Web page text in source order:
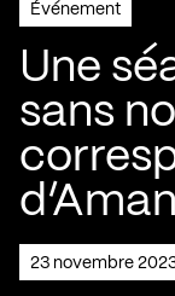
Événement
Une
sans
23 novembre